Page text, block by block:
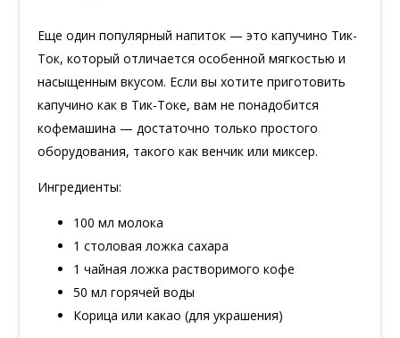
Еще один популярный напиток — это капучино Тик-
Ток, который отличается особенной мягкостью и
насыщенным вкусом. Если вы хотите приготовить
капучино как в Тик-Токе, вам не понадобится
кофемашина — достаточно только простого
оборудования, такого как венчик или миксер.
Ингредиенты:
100 мл молока
1 столовая ложка сахара
1 чайная ложка растворимого кофе
50 мл горячей воды
Корица или какао (для украшения)